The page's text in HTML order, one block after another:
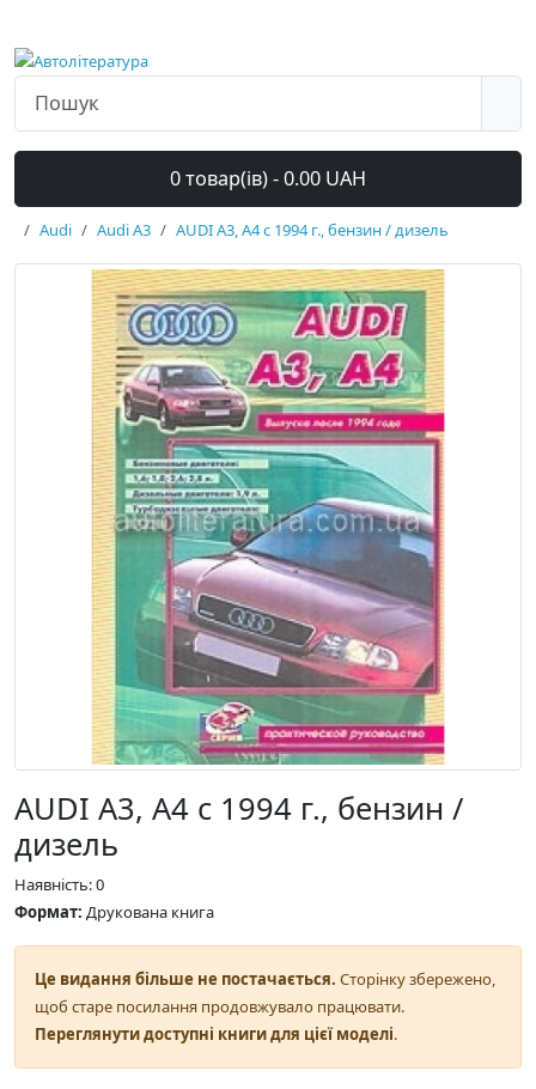
0 товар(ів) - 0.00 UAH
Audi Audi A3 AUDI A3, A4 с 1994 г., бензин / дизель
AUDI A3, A4 с 1994 г., бензин /
дизель
Наявність: 0
Формат: Друкована книга
Це видання більше не постачається. Сторінку збережено,
щоб старе посилання продовжувало працювати.
Переглянути доступні книги для цієї моделі.